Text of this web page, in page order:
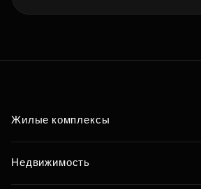
Жилые комплексы
Недвижимость